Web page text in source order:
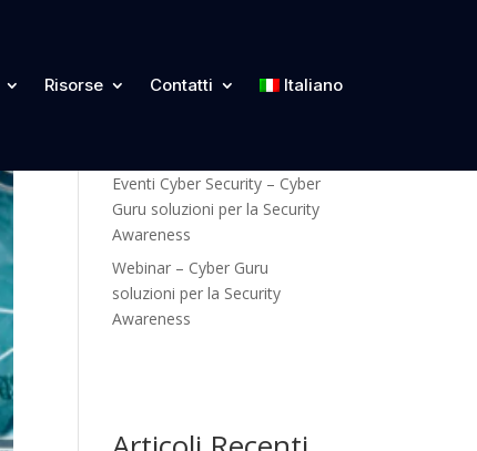
Risorse Contatti Italiano
Categorie
Eventi Cyber Security – Cyber
Guru soluzioni per la Security
Awareness
Webinar – Cyber Guru
soluzioni per la Security
Awareness